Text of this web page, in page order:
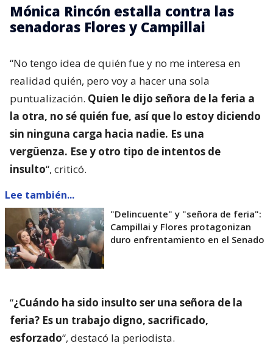
Mónica Rincón estalla contra las
senadoras Flores y Campillai
“No tengo idea de quién fue y no me interesa en
realidad quién, pero voy a hacer una sola
puntualización. Quien le dijo señora de la feria a
la otra, no sé quién fue, así que lo estoy diciendo
sin ninguna carga hacia nadie. Es una
vergüenza. Ese y otro tipo de intentos de
insulto“, criticó.
Lee también...
"Delincuente" y "señora de feria":
Campillai y Flores protagonizan
duro enfrentamiento en el Senado
“¿Cuándo ha sido insulto ser una señora de la
feria? Es un trabajo digno, sacrificado,
esforzado“, destacó la periodista.